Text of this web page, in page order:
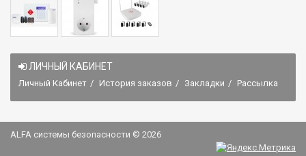
ЛИЧНЫЙ КАБИНЕТ
Личный Кабинет История заказов Закладки Рассылка
ALFA системы безопасности © 2026